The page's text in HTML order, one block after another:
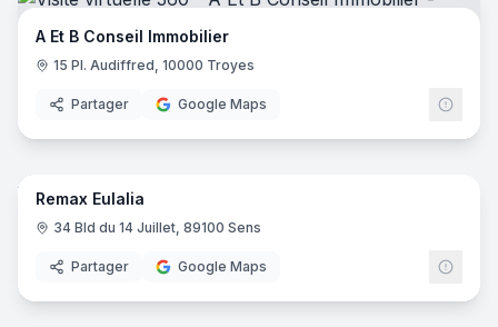
A Et B Conseil Immobilier
15 Pl. Audiffred, 10000 Troyes
Partager Google Maps
11
Remax Eulalia
34 Bld du 14 Juillet, 89100 Sens
Partager Google Maps